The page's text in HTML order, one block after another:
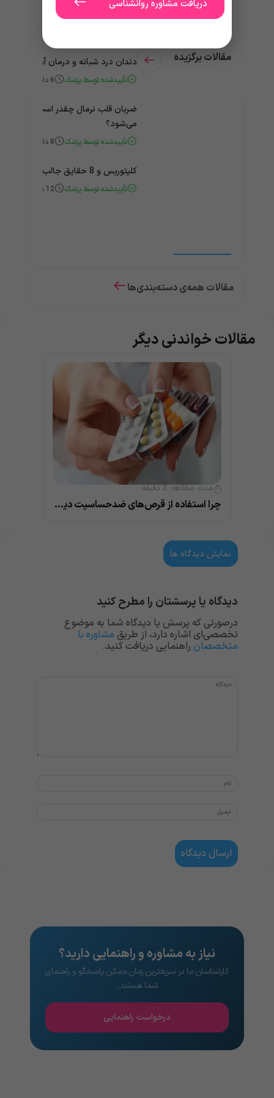
مقالات برگزیده دندان درد شبانه و درمان آن +
تأییدشده توسط پزشک 6 دقیقه
ضربان قلب نرمال چقدر است؟ چه
می‌شود؟
تأییدشده توسط پزشک 8 دقیقه
کلیتوریس و 8 حقایق جالب و باورنکردنی درباره آن
تأییدشده توسط پزشک 12 دقیقه
مقالات همه‌ی دسته‌بندی‌ها
مقالات خواندنی دیگر
مدت مطالعه:2 دقیقه
چرا استفاده از قرص‌های ضدحساسیت دیگه جواب نمیده؟
نمایش دیدگاه ها
دیدگاه یا پرسشتان را مطرح کنید
درصورتی که پرسش یا دیدگاه شما به موضوع
تخصصی‌ای اشاره دارد، از طریق مشاوره با
متخصصان راهنمایی دریافت کنید.
نیاز به مشاوره و راهنمایی دارید؟
کارشناسان ما در سریعترین زمان ممکن پاسخگو و راهنمای
شما هستند..
درخواست راهنمایی
دریافت مشاوره روانشناسی